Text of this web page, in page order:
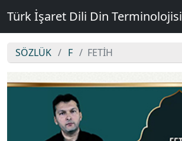
Türk İşaret Dili Din Terminolojisi
SÖZLÜK F FETİH
FETİH